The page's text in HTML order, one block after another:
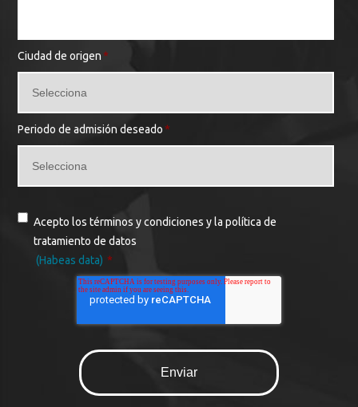
Ciudad de origen *
Periodo de admisión deseado *
Acepto los términos y condiciones y la política de
tratamiento de datos
(Habeas data) *